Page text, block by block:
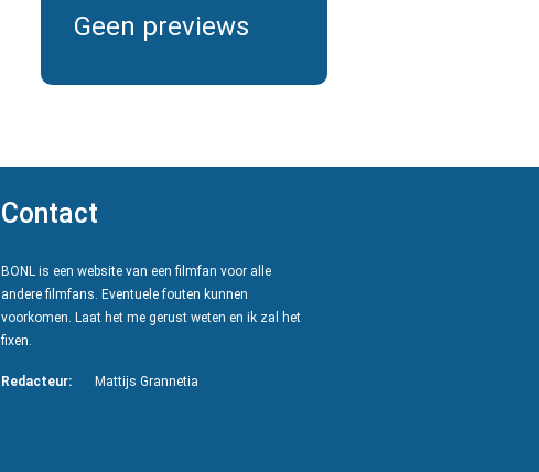
Geen previews
Contact
BONL is een website van een filmfan voor alle
andere filmfans. Eventuele fouten kunnen
voorkomen. Laat het me gerust weten en ik zal het
fixen.
Redacteur: Mattijs Grannetia